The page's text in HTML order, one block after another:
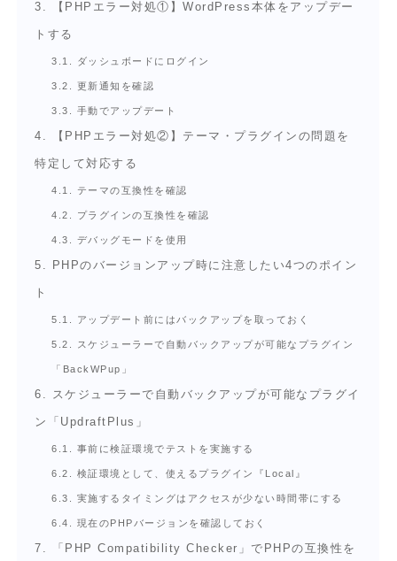
3. 【PHPエラー対処①】WordPress本体をアップデー
トする
3.1. ダッシュボードにログイン
3.2. 更新通知を確認
3.3. 手動でアップデート
4. 【PHPエラー対処②】テーマ・プラグインの問題を
特定して対応する
4.1. テーマの互換性を確認
4.2. プラグインの互換性を確認
4.3. デバッグモードを使用
5. PHPのバージョンアップ時に注意したい4つのポイン
ト
5.1. アップデート前にはバックアップを取っておく
5.2. スケジューラーで自動バックアップが可能なプラグイン
「BackWPup」
6. スケジューラーで自動バックアップが可能なプラグイ
ン「UpdraftPlus」
6.1. 事前に検証環境でテストを実施する
6.2. 検証環境として、使えるプラグイン『Local』
6.3. 実施するタイミングはアクセスが少ない時間帯にする
6.4. 現在のPHPバージョンを確認しておく
7. 「PHP Compatibility Checker」でPHPの互換性を